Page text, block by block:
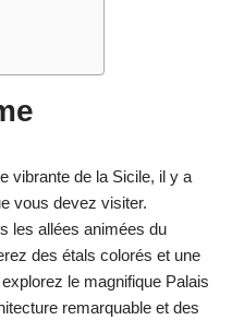
vibrante de la Sicile, il y a
vous devez visiter.
les allées animées du
des étals colorés et une
le magnifique Palais
remarquable et des